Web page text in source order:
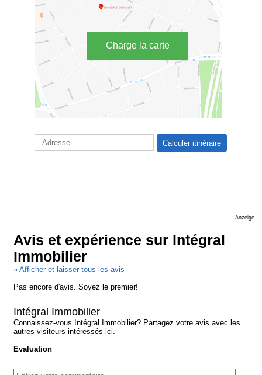
Charge la carte
Anzeige
Avis et expérience sur Intégral
Immobilier
» Afficher et laisser tous les avis
Pas encore d'avis. Soyez le premier!
Intégral Immobilier
Connaissez-vous Intégral Immobilier? Partagez votre avis avec les
autres visiteurs intéressés ici.
Evaluation